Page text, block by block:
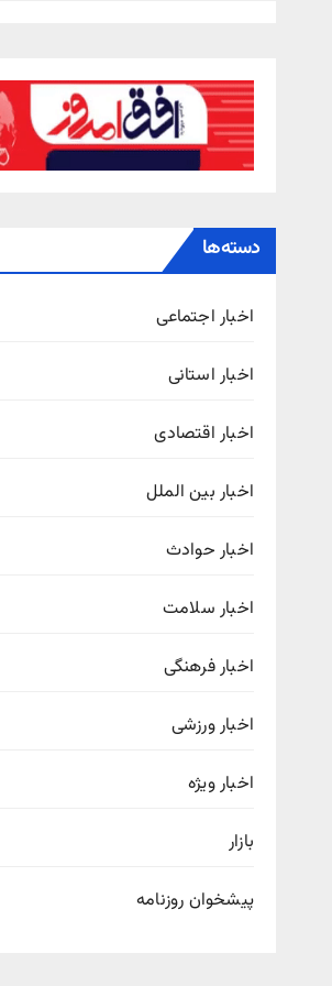
دسته‌ها
اخبار اجتماعی
اخبار استانی
اخبار اقتصادی
اخبار بین الملل
اخبار حوادث
اخبار سلامت
اخبار فرهنگی
اخبار ورزشی
اخبار ویژه
بازار
پیشخوان روزنامه